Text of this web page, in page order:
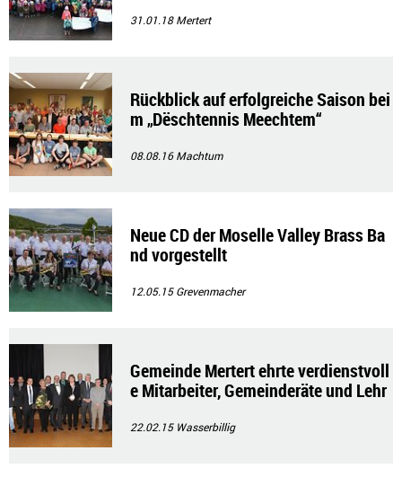
31.01.18Mertert
Rückblick auf erfolgreiche Saison bei
m „Dëschtennis Meechtem“
08.08.16Machtum
Neue CD der Moselle Valley Brass Ba
nd vorgestellt
12.05.15Grevenmacher
Gemeinde Mertert ehrte verdienstvoll
e Mitarbeiter, Gemeinderäte und Lehr
22.02.15 Wasserbillig